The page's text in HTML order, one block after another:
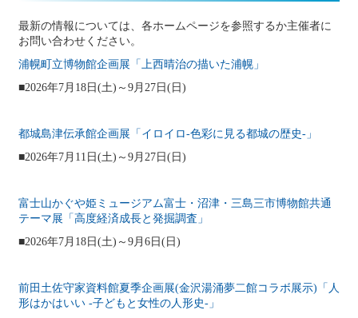
最新の情報については、各ホームページを参照するか主催者に
お問い合わせください。
浦幌町立博物館企画展「上西晴治の描いた浦幌」
■2026年7月18日(土)～9月27日(日)
都城島津伝承館企画展「イロイロ‐色彩に見る都城の歴史‐」
■2026年7月11日(土)～9月27日(日)
富士山かぐや姫ミュージアム富士・沼津・三島三市博物館共通
テーマ展「高度経済成長と発掘調査」
■2026年7月18日(土)～9月6日(日)
前田土佐守家資料館夏季企画展(金沢湯涌夢二館コラボ展示)「人
形はかはいい ‐子どもと女性の人形史‐」